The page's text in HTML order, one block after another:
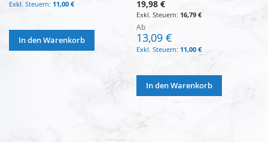
11,00 €
In den Warenkorb
19,98 €
16,79 €
Ab
13,09 €
11,00 €
In den Warenkorb